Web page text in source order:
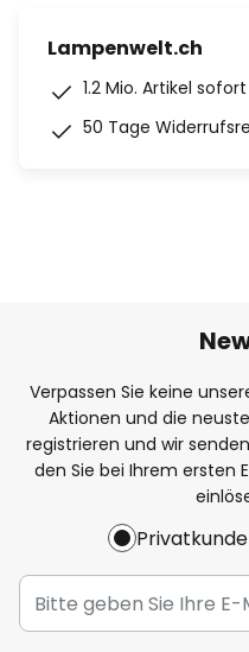
Lampenwelt.ch
1.2 Mio. Artikel
50 Tage
Verpassen Sie keine
Aktionen und die
registrieren und wir
den Sie bei Ihrem ersten
Privatkunde